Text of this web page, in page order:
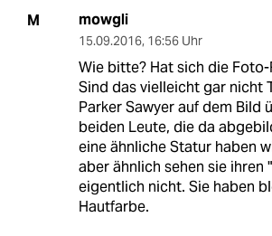
M mowgli
15.09.2016, 16:56 Uhr
Wie bitte? Hat sich die
Sind das vielleicht gar nicht
Parker Sawyer auf dem Bild
beiden Leute, die da
eine ähnliche Statur haben
aber ähnlich sehen sie ihren
eigentlich nicht. Sie haben
Hautfarbe.